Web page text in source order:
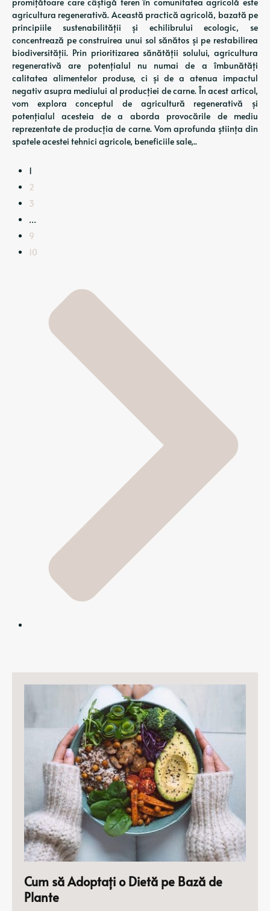
agricultura regenerativă. Această practică agricolă, bazată pe
principiile sustenabilității și echilibrului ecologic, se
concentrează pe construirea unui sol sănătos și pe restabilirea
biodiversității. Prin prioritizarea sănătății solului, agricultura
regenerativă are potențialul nu numai de a îmbunătăți
calitatea alimentelor produse, ci și de a atenua impactul
negativ asupra mediului al producției de carne. În acest articol,
vom explora conceptul de agricultură regenerativă și
potențialul acesteia de a aborda provocările de mediu
reprezentate de producția de carne. Vom aprofunda știința din
spatele acestei tehnici agricole, beneficiile sale,..
1
2
3
…
9
10
Cum să Adoptați o Dietă pe Bază de
Plante